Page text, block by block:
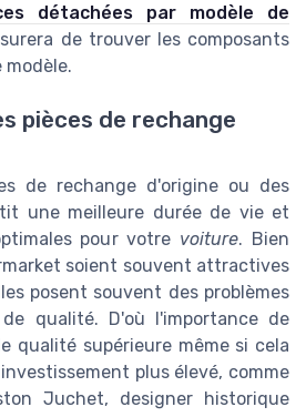
détachées par modèle de
de trouver les composants
modèle.
pièces de rechange
de rechange d'origine ou des
une meilleure durée de vie et
pour votre voiture. Bien
soient souvent attractives
posent souvent des problèmes
qualité. D'où l'importance de
qualité supérieure même si cela
plus élevé, comme
Juchet, designer historique